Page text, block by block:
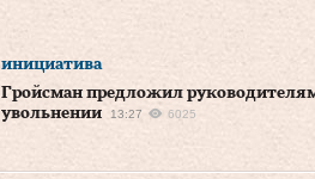
инициатива
Гройсман предложил
увольнении
13:27 6025